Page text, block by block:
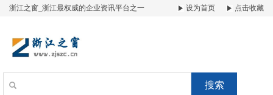
浙江之窗_浙江最权威的企业资讯平台之一 设为首页 点击收藏
搜索